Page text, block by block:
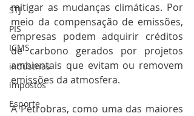
STJ
PIS
ICMS
indústrias
impostos
Esporte
mitigar as mudanças climáticas. Por
meio da compensação de emissões,
empresas podem adquirir créditos
de carbono gerados por projetos
ambientais que evitam ou removem
emissões da atmosfera.
A Petrobras, como uma das maiores